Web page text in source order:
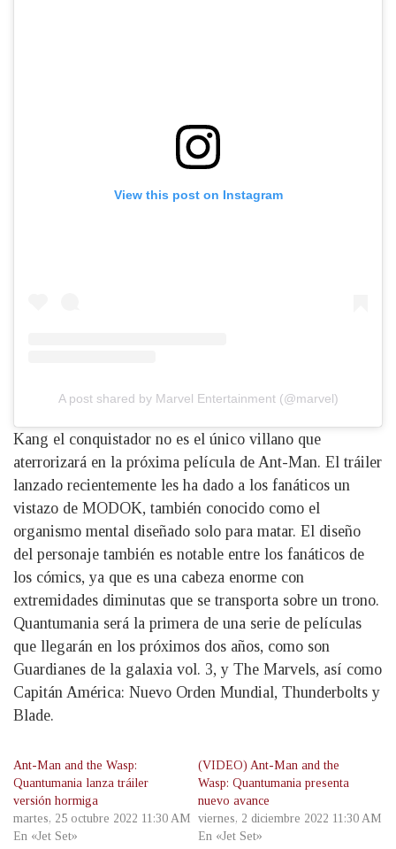
View this post on Instagram
A post shared by Marvel Entertainment (@marvel)
Kang el conquistador no es el único villano que
aterrorizará en la próxima película de Ant-Man. El tráiler
lanzado recientemente les ha dado a los fanáticos un
vistazo de MODOK, también conocido como el
organismo mental diseñado solo para matar. El diseño
del personaje también es notable entre los fanáticos de
los cómics, ya que es una cabeza enorme con
extremidades diminutas que se transporta sobre un trono.
Quantumania será la primera de una serie de películas
que llegarán en los próximos dos años, como son
Guardianes de la galaxia vol. 3, y The Marvels, así como
Capitán América: Nuevo Orden Mundial, Thunderbolts y
Blade.
Ant-Man and the Wasp:
Quantumania lanza tráiler
versión hormiga
martes, 25 octubre 2022 11:30 AM
En «Jet Set»
(VIDEO) Ant-Man and the
Wasp: Quantumania presenta
nuevo avance
viernes, 2 diciembre 2022 11:30 AM
En «Jet Set»